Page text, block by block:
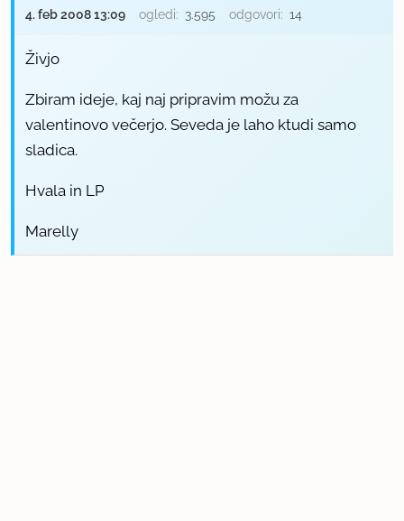
4. feb 2008 13:09 ogledi: 3.595 odgovori: 14
Živjo
Zbiram ideje, kaj naj pripravim možu za
valentinovo večerjo. Seveda je laho ktudi samo
sladica.
Hvala in LP
Marelly